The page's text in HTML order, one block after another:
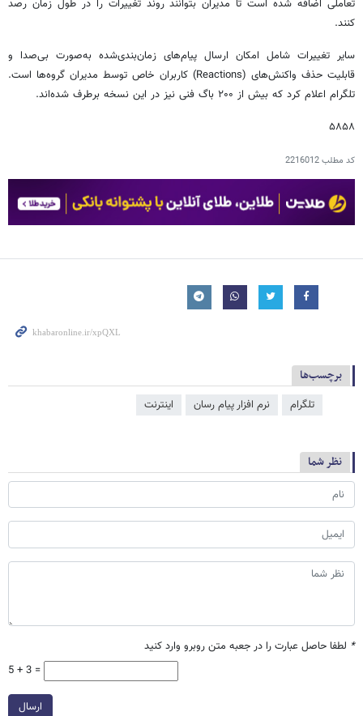
تعاملی اضافه شده است تا مدیران بتوانند روند تغییرات را در طول زمان رصد
کنند.
سایر تغییرات شامل امکان ارسال پیام‌های زمان‌بندی‌شده به‌صورت بی‌صدا و
قابلیت حذف واکنش‌های (Reactions) کاربران خاص توسط مدیران گروه‌ها است.
تلگرام اعلام کرد که بیش از ۲۰۰ باگ فنی نیز در این نسخه برطرف شده‌اند.
۵۸۵۸
کد مطلب2216012
برچسب‌ها
تلگرام نرم افزار پیام رسان اینترنت
نظر شما
* لطفا حاصل عبارت را در جعبه متن روبرو وارد کنید
5 + 3 =
ارسال